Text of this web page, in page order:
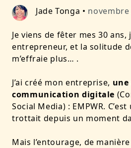
Jade Tonga • novembre
Je viens de fêter mes 30 ans,
entrepreneur, et la solitude
m’effraie plus… .
J’ai créé mon entreprise, une
communication digitale
Social Media) : EMPWR.
trottait depuis un moment
Mais l’entourage, de